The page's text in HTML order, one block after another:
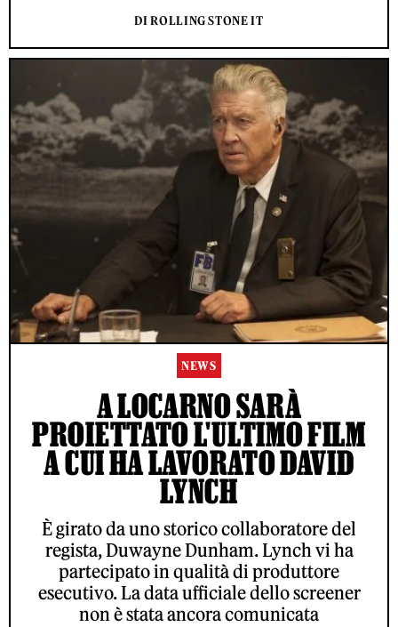
DI ROLLING STONE IT
NEWS
A LOCARNO SARÀ
PROIETTATO L'ULTIMO FILM
A CUI HA LAVORATO DAVID
LYNCH
È girato da uno storico collaboratore del
regista, Duwayne Dunham. Lynch vi ha
partecipato in qualità di produttore
esecutivo. La data ufficiale dello screener
non è stata ancora comunicata